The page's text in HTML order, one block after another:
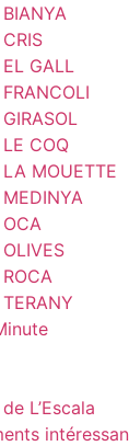
GALL
COQ
MOUETTE
L’Escala